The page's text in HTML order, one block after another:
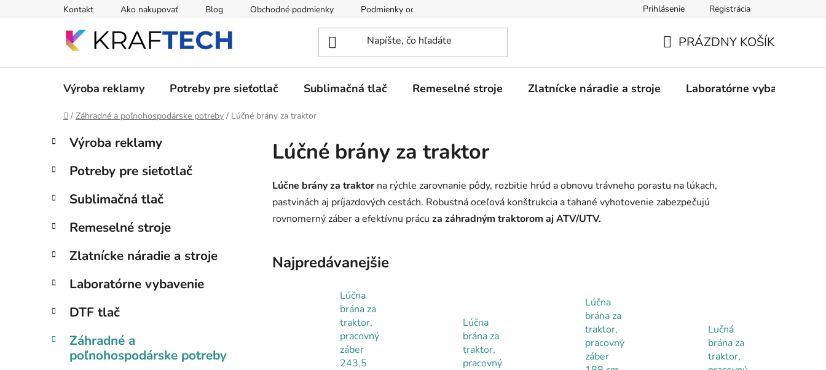
Kontakt Ako nakupovať Blog Obchodné podmienky Podmienky ochrany osobných údajov Prihlásenie Registrácia
KOŠÍK
PRÁZDNY KOŠÍK
Výroba reklamy Potreby pre sieťotlač Sublimačná tlač Remeselné stroje Zlatnícke náradie a stroje Laboratórne vybavenie
Domov
/ Záhradné a poľnohospodárske potreby / Lúčné brány za traktor
B
č
ý
a
n
e
l
Preskočiť
kategórie
K
a
e
ó
i
Výroba reklamy
Potreby pre sieťotlač
Sublimačná tlač
Remeselné stroje
Zlatnícke náradie a stroje
Laboratórne vybavenie
DTF tlač
Záhradné a
poľnohospodárske potreby
Lúčné brány za traktor
Lúčne brány za traktor na rýchle zarovnanie pôdy, rozbitie hrúd a obnovu trávneho porastu na lúkach,
pastvinách aj príjazdových cestách. Robustná oceľová konštrukcia a ťahané vyhotovenie zabezpečujú
rovnomerný záber a efektívnu prácu za záhradným traktorom aj ATV/UTV.
Najpredávanejšie
Lúčna
brána za
traktor,
pracovný
záber
243,5
Lúčna
brána za
traktor,
pracovný
Lúčna
brána za
traktor,
pracovný
záber
Lučná
brána za
traktor,